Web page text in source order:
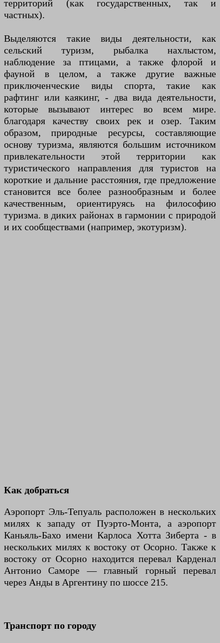
территорий (как государственных, так и
частных).
Выделяются такие виды деятельности, как
сельский туризм, рыбалка нахлыстом,
наблюдение за птицами, а также флорой и
фауной в целом, а также другие важные
приключенческие виды спорта, такие как
рафтинг или каякинг, - два вида деятельности,
которые вызывают интерес во всем мире.
благодаря качеству своих рек и озер. Таким
образом, природные ресурсы, составляющие
основу туризма, являются большим источником
привлекательности этой территории как
туристического направления для туристов на
короткие и дальние расстояния, где предложение
становится все более разнообразным и более
качественным, ориентируясь на философию
туризма. в диких районах в гармонии с природой
и их сообществами (например, экотуризм).
Как добраться
Аэропорт Эль-Тепуаль расположен в нескольких
милях к западу от Пуэрто-Монта, а аэропорт
Каньяль-Бахо имени Карлоса Хотта Зиберта - в
нескольких милях к востоку от Осорно. Также к
востоку от Осорно находится перевал Карденал
Антонио Саморе — главный горный перевал
через Анды в Аргентину по шоссе 215.
Транспорт по городу